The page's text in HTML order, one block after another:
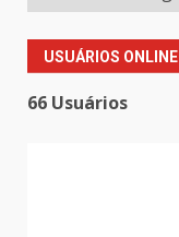
USUÁRIOS ONLINE
66 Usuários